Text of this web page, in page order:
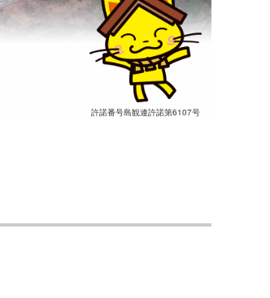
許諾番号島観連許諾第6107号